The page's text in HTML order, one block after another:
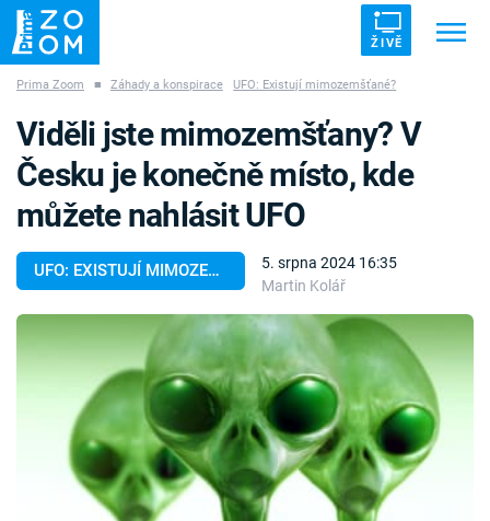
ŽIVĚ
ZÁHADY VETŘELCI DÁVNOVĚKU
Témata
Témata
Pořady
TV Program
Časopis
Prima Zoom ■ Záhady a konspirace UFO: Existují mimozemšťané?
UFO: EXISTUJÍ MIMOZEMŠŤANÉ?
5. srpna 2024 16:35
Martin Kolář
Viděli jste mimozemšťany? V
Česku je konečně místo, kde
můžete nahlásit UFO